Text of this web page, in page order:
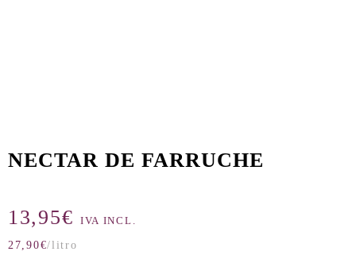
NECTAR DE FARRUCHE
13,95€ IVA INCL.
27,90€/litro